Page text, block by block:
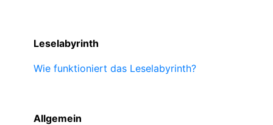
Leselabyrinth
Wie funktioniert das Leselabyrinth?
Allgemein